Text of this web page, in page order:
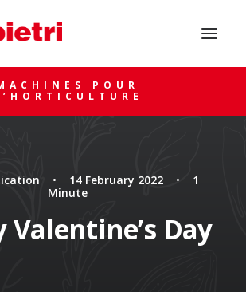
POUR
• 14 February 2022 •
1
Minute
Valentine’s Day